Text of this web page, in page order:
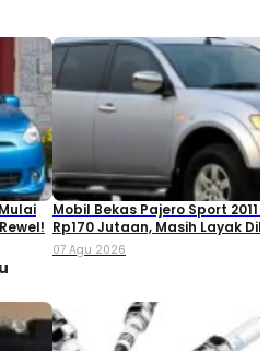
Mobil Bekas Pajero Sport 2011
Rp170 Jutaan, Masih Layak
07 Agu 2026